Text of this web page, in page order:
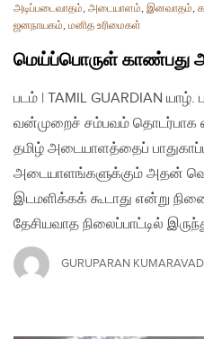
அடிப்படைவாதம், அடையாளம், இனவாதம்,
ஜனநாயகம், மனித உரிமைகள்
மெய்ப்பொருள் காண்பது
படம் | TAMIL GUARDIAN
வன்முறைச் சம்பவம் தொடர்பாக
தமிழ் அடையாளத்தைப்
அடையாளங்களுக்கும் அதன்
இடமளிக்கக் கூடாது என்று
தேசியவாத நிலைப்பாட்டில்
GURUPARAN